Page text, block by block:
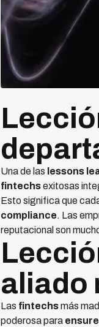
Una de las lessons
fintechsexitosas
Esto significa que
compliance. Las
reputacional son
aliado
Las fintechsmás
poderosa para ensure